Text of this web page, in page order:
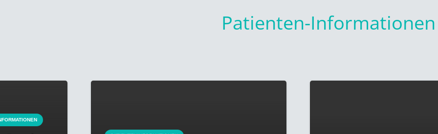
Patienten-Informationen